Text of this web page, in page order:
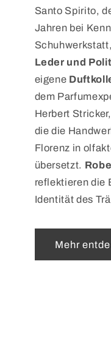
Santo Spirito,
Jahren bei
Leder und
eigene
dem
Herbert
die die
Florenz in
übersetzt.
reflektieren die
Identität des
Mehr